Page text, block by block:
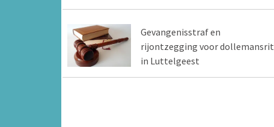
Gevangenisstraf en
rijontzegging voor dollemansrit
in Luttelgeest